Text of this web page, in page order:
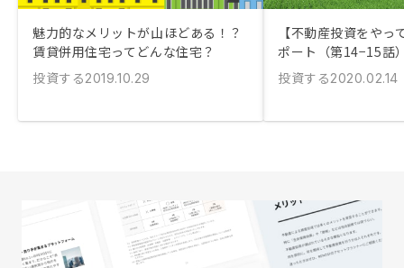
魅力的なメリットが山ほどある！？
賃貸併用住宅ってどんな住宅？
投資する2019.10.29
【不動産投資をやっ
ポート（第14−15話
投資する2020.02.14